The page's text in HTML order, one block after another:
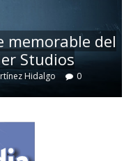
memorable del
Studios
Hidalgo 0